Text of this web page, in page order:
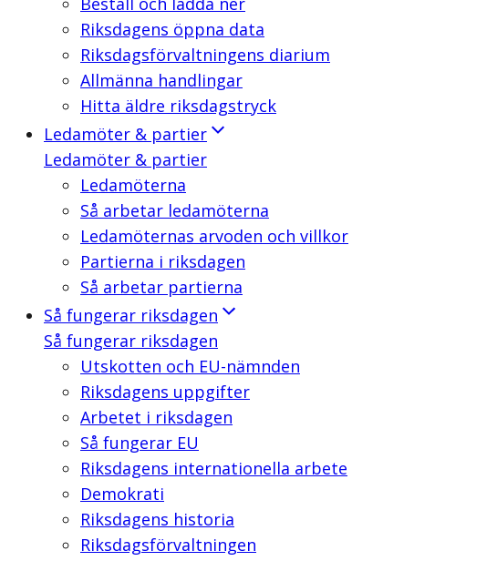
Riksdagens öppna data
Riksdagsförvaltningens diarium
Allmänna handlingar
Hitta äldre riksdagstryck
Ledamöter & partier
Ledamöter & partier
Ledamöterna
Så arbetar ledamöterna
Ledamöternas arvoden och villkor
Partierna i riksdagen
Så arbetar partierna
Så fungerar riksdagen
Så fungerar riksdagen
Utskotten och EU-nämnden
Riksdagens uppgifter
Arbetet i riksdagen
Så fungerar EU
Riksdagens internationella arbete
Demokrati
Riksdagens historia
Riksdagsförvaltningen